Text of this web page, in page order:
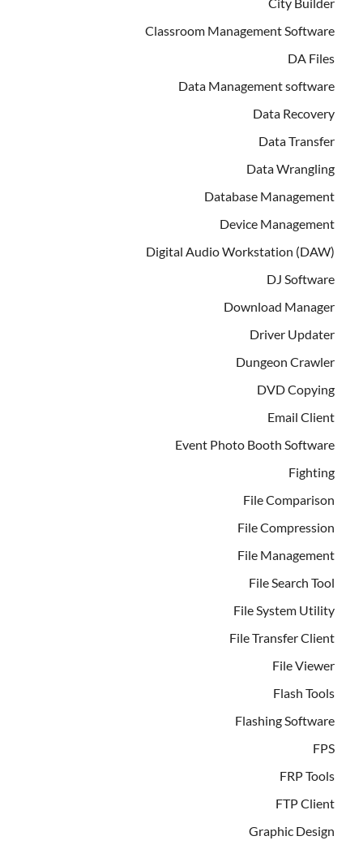
Classroom Management Software
DA Files
Data Management software
Data Recovery
Data Transfer
Data Wrangling
Database Management
Device Management
Digital Audio Workstation (DAW)
DJ Software
Download Manager
Driver Updater
Dungeon Crawler
DVD Copying
Email Client
Event Photo Booth Software
Fighting
File Comparison
File Compression
File Management
File Search Tool
File System Utility
File Transfer Client
File Viewer
Flash Tools
Flashing Software
FPS
FRP Tools
FTP Client
Graphic Design